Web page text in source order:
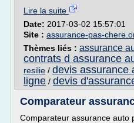
Lire la suite
Date: 2017-03-02 15:57:01
Site : assurance-pas-
Thèmes liés : assurance
contrats d assurance
resilie / devis assurance
ligne / devis
Comparateur
Comparateur assurance auto